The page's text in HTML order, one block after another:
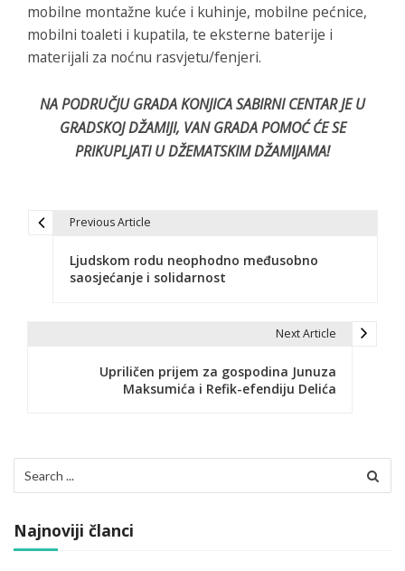
mobilne montažne kuće i kuhinje, mobilne pećnice,
mobilni toaleti i kupatila, te eksterne baterije i
materijali za noćnu rasvjetu/fenjeri.
NA PODRUČJU GRADA KONJICA SABIRNI CENTAR JE U
GRADSKOJ DŽAMIJI, VAN GRADA POMOĆ ĆE SE
PRIKUPLJATI U DŽEMATSKIM DŽAMIJAMA!
i
j
a
Previous Article
Ljudskom rodu neophodno međusobno
saosjećanje i solidarnost
Next Article
Upriličen prijem za gospodina Junuza
Maksumića i Refik-efendiju Delića
for:
Najnoviji članci